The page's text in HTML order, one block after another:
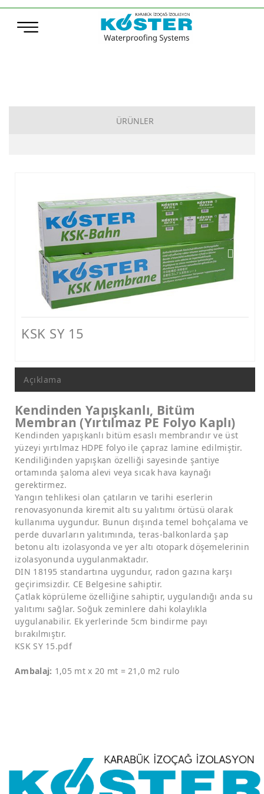
ÜRÜNLER
Poliürea, Poliüretan ve MS-Polymer Su Yalıtımı
Elastomerik Reçine Esaslı Su Yalıtımı
Sentetik Örtüler (TPO – ECB)
Nem ve Rutubet Yalıtımı Ürünleri
Mantolama ve Dış Cephe Isı Yalıtımı Sistemleri
Dış Cephe Boyaları, Astar ve Macunlar
Dış Cephe Su Yalıtımı Ürünleri
Zemin Kaplamaları (Epoksi, Poliüretan, Çimento Esaslı)
Mastikler, Dilatasyon ve Pah Bantları
Ankraj - Güçlendirme ve Enjeksiyon Sistemleri
KSK SY 15
Açıklama
Kendinden Yapışkanlı, Bitüm
Membran (Yırtılmaz PE Folyo Kaplı)
Kendinden yapışkanlı bitüm esaslı membrandır ve üst
yüzeyi yırtılmaz HDPE folyo ile çapraz lamine edilmiştir.
Kendiliğinden yapışkan özelliği sayesinde şantiye
ortamında şaloma alevi veya sıcak hava kaynağı
gerektirmez.
Yangın tehlikesi olan çatıların ve tarihi eserlerin
renovasyonunda kiremit altı su yalıtımı örtüsü olarak
kullanıma uygundur. Bunun dışında temel bohçalama ve
perde duvarların yalıtımında, teras-balkonlarda şap
betonu altı izolasyonda ve yer altı otopark döşemelerinin
izolasyonunda uygulanmaktadır.
DIN 18195 standartına uygundur, radon gazına karşı
geçirimsizdir. CE Belgesine sahiptir.
Çatlak köprüleme özelliğine sahiptir, uygulandığı anda su
yalıtımı sağlar. Soğuk zeminlere dahi kolaylıkla
uygulanabilir. Ek yerlerinde 5cm bindirme payı
bırakılmıştır.
KSK SY 15.pdf
Ambalaj: 1,05 mt x 20 mt = 21,0 m2 rulo